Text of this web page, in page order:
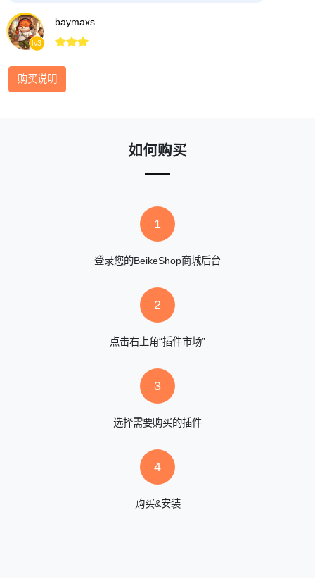
lv3
baymaxs

购买说明
如何购买
1
登录您的BeikeShop商城后台
2
点击右上角“插件市场”
3
选择需要购买的插件
4
购买&安装